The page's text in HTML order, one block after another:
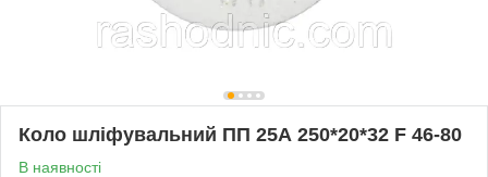
Коло шліфувальний ПП 25А 250*20*32 F 46-80
В наявності